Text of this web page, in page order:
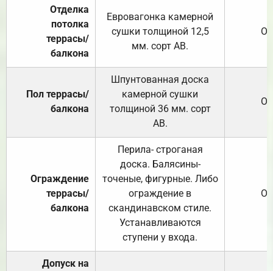
Отделка
потолка
террасы/
балкона
Евровагонка камерной
сушки толщиной 12,5
мм. сорт АВ.
Пол террасы/
балкона
Шпунтованная доска
камерной сушки
толщиной 36 мм. сорт
АВ.
Ограждение
террасы/
балкона
Перила- строганая
доска. Балясины-
точеные, фигурные. Либо
ограждение в
скандинавском стиле.
Устанавливаются
ступени у входа.
Допуск на